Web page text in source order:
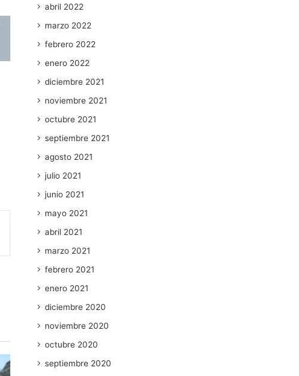
abril 2022
marzo 2022
febrero 2022
enero 2022
diciembre 2021
noviembre 2021
octubre 2021
septiembre 2021
agosto 2021
julio 2021
junio 2021
mayo 2021
abril 2021
marzo 2021
febrero 2021
enero 2021
diciembre 2020
noviembre 2020
octubre 2020
septiembre 2020